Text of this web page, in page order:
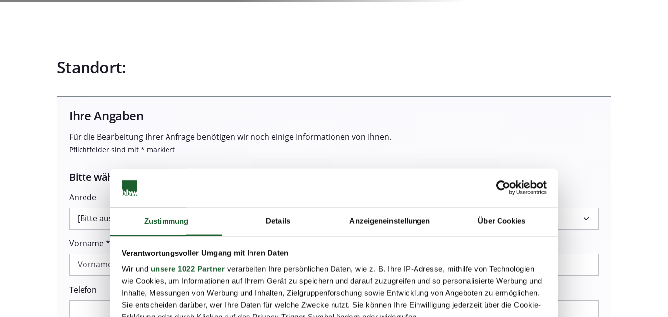
Zustimmung Details Anzeigeneinstellungen Über Cookies
Verantwortungsvoller Umgang mit Ihren Daten
Wir und unsere 1022 Partner verarbeiten Ihre persönlichen Daten, wie z. B. Ihre IP-Adresse, mithilfe von Technologien
wie Cookies, um Informationen auf Ihrem Gerät zu speichern und darauf zuzugreifen und so personalisierte Werbung und
Inhalte, Messungen von Werbung und Inhalten, Zielgruppenforschung sowie Entwicklung von Angeboten zu ermöglichen.
Sie entscheiden darüber, wer Ihre Daten für welche Zwecke nutzt. Sie können Ihre Einwilligung jederzeit über die Cookie-
Standort:
Ihre Angaben
Für die Bearbeitung Ihrer Anfrage benötigen wir noch einige Informationen von Ihnen.
Pflichtfelder sind mit * markiert
Bitte wählen Sie einen Termin:
Anrede
Vorname *
Telefon E-Mail *